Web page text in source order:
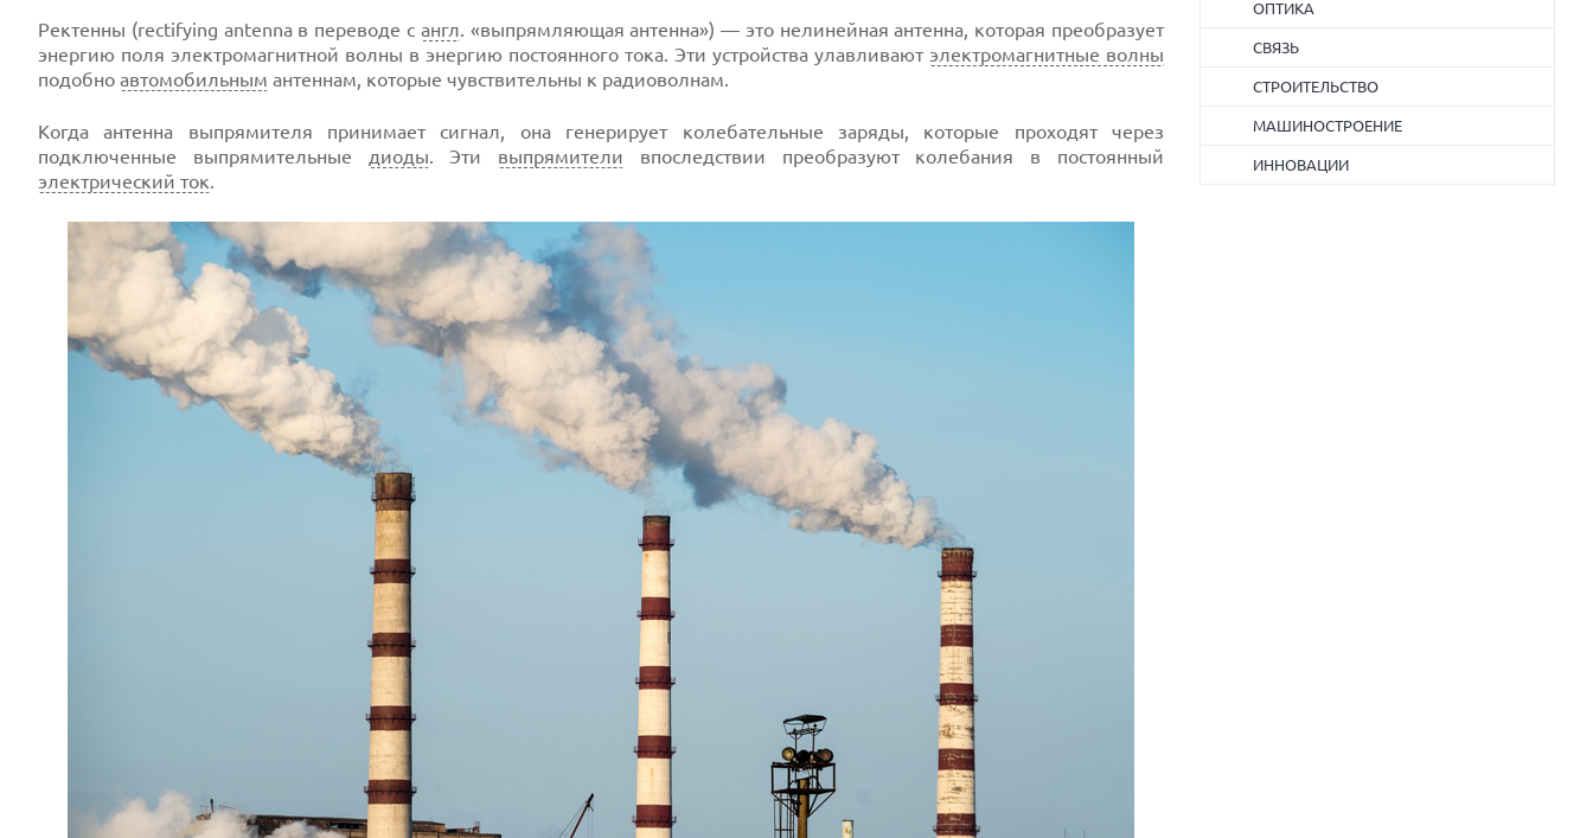
Ректенны (rectifying antenna в переводе с англ. «выпрямляющая антенна») — это нелинейная антенна, которая преобразует
энергию поля электромагнитной волны в энергию постоянного тока. Эти устройства улавливают электромагнитные волны
подобно автомобильным антеннам, которые чувствительны к радиоволнам.
Когда антенна выпрямителя принимает сигнал, она генерирует колебательные заряды, которые проходят через
подключенные выпрямительные диоды. Эти выпрямители впоследствии преобразуют колебания в постоянный
электрический ток.
ОПТИКА
СВЯЗЬ
СТРОИТЕЛЬСТВО
МАШИНОСТРОЕНИЕ
ИННОВАЦИИ